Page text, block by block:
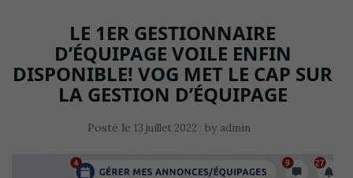
LE 1ER GESTIONNAIRE
D’ÉQUIPAGE VOILE ENFIN
DISPONIBLE! VOG MET LE CAP SUR
LA GESTION D’ÉQUIPAGE
Posté le 13 juillet 2022 by admin